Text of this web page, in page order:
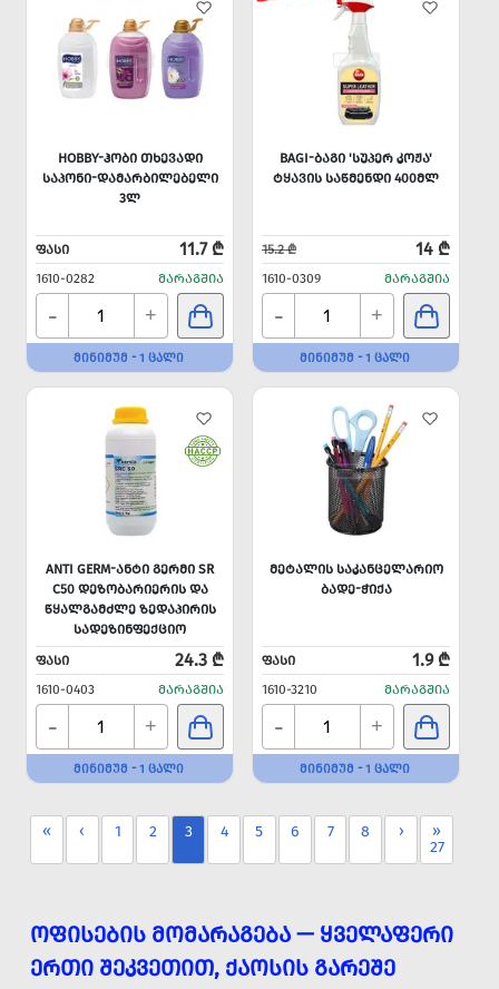
HOBBY-ᲰᲝᲑᲘ ᲗᲮᲔᲕᲐᲓᲘ
ᲡᲐᲞᲝᲜᲘ-ᲓᲐᲛᲐᲠᲑᲘᲚᲔᲑᲔᲚᲘ
3Ლ
ᲤᲐᲡᲘ 11.7 ₾
1610-0282 ᲛᲐᲠᲐᲒᲨᲘᲐ
- +
ᲛᲘᲜᲘᲛᲣᲛ - 1 ᲪᲐᲚᲘ
BAGI-ᲑᲐᲒᲘ 'ᲡᲣᲞᲔᲠ ᲙᲝᲟᲐ'
ᲢᲧᲐᲕᲘᲡ ᲡᲐᲬᲛᲔᲜᲓᲘ 400ᲛᲚ
15.2 ₾ 14 ₾
1610-0309 ᲛᲐᲠᲐᲒᲨᲘᲐ
- +
ᲛᲘᲜᲘᲛᲣᲛ - 1 ᲪᲐᲚᲘ
ANTI GERM-ᲐᲜᲢᲘ ᲒᲔᲠᲛᲘ SR
C50 ᲓᲔᲖᲝᲑᲐᲠᲘᲔᲠᲘᲡ ᲓᲐ
ᲬᲧᲐᲚᲒᲐᲛᲫᲚᲔ ᲖᲔᲓᲐᲞᲘᲠᲘᲡ
ᲡᲐᲓᲔᲖᲘᲜᲤᲔᲥᲪᲘᲝ
ᲙᲝᲜᲪᲔᲜᲢᲠᲐᲢᲘ 1Ლ=100Ლ
ᲤᲐᲡᲘ 24.3 ₾
1610-0403 ᲛᲐᲠᲐᲒᲨᲘᲐ
- +
ᲛᲘᲜᲘᲛᲣᲛ - 1 ᲪᲐᲚᲘ
ᲛᲔᲢᲐᲚᲘᲡ ᲡᲐᲙᲐᲜᲪᲔᲚᲐᲠᲘᲝ
ᲑᲐᲓᲔ-ᲭᲘᲥᲐ
ᲤᲐᲡᲘ 1.9 ₾
1610-3210 ᲛᲐᲠᲐᲒᲨᲘᲐ
- +
ᲛᲘᲜᲘᲛᲣᲛ - 1 ᲪᲐᲚᲘ
« ‹ 1 2 3 4 5 6 7 8 ›
»
27
ᲝᲤᲘᲡᲔᲑᲘᲡ ᲛᲝᲛᲐᲠᲐᲒᲔᲑᲐ — ᲧᲕᲔᲚᲐᲤᲔᲠᲘ
ᲔᲠᲗᲘ ᲨᲔᲙᲕᲔᲗᲘᲗ, ᲥᲐᲝᲡᲘᲡ ᲒᲐᲠᲔᲨᲔ